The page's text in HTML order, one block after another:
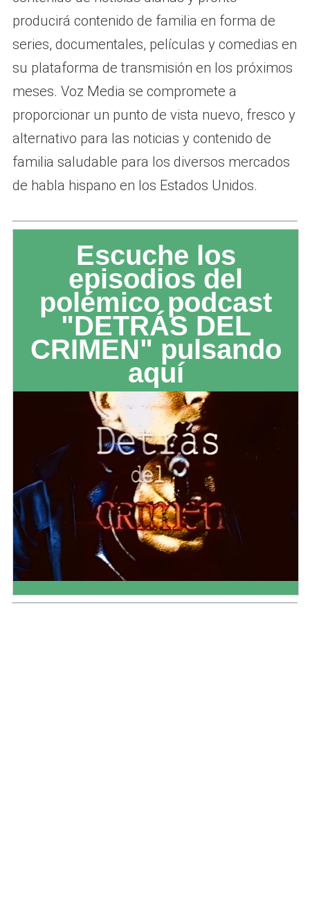
producirá contenido de familia en forma de
series, documentales, películas y comedias en
su plataforma de transmisión en los próximos
meses. Voz Media se compromete a
proporcionar un punto de vista nuevo, fresco y
alternativo para las noticias y contenido de
familia saludable para los diversos mercados
de habla hispano en los Estados Unidos.
Escuche los
episodios del
polémico podcast
"DETRÁS DEL
CRIMEN" pulsando
aquí